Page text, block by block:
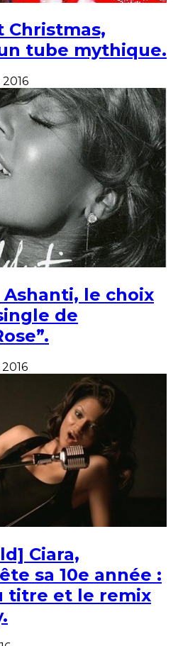
Christmas,
tube mythique.
le choix
de
Ciara,
sa 10e année :
titre et le remix